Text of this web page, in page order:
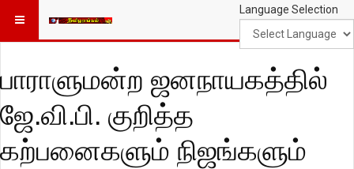
Language Selection
பாராளுமன்ற ஜனநாயகத்தில்
ஜே.வி.பி. குறித்த
கற்பனைகளும் நிஜங்களும்